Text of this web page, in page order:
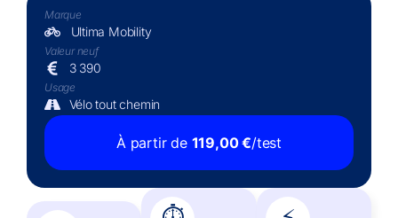
Marque
Ultima Mobility
Valeur neuf
3 390
Usage
Vélo tout chemin
À partir de 119,00€/test